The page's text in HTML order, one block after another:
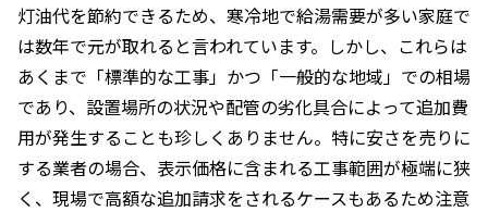
灯油代を節約できるため、寒冷地で給湯需要が多い家庭で
は数年で元が取れると言われています。しかし、これらは
あくまで「標準的な工事」かつ「一般的な地域」での相場
であり、設置場所の状況や配管の劣化具合によって追加費
用が発生することも珍しくありません。特に安さを売りに
する業者の場合、表示価格に含まれる工事範囲が極端に狭
く、現場で高額な追加請求をされるケースもあるため注意